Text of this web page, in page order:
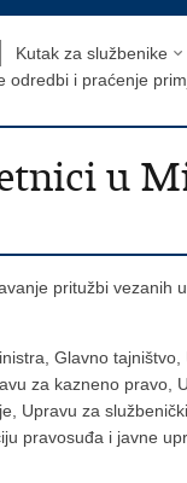
Kutak za službenike
odredbi i praćenje
u
pritužbi vezanih
Glavno
za kazneno pravo,
Upravu za
pravosuđa i javne